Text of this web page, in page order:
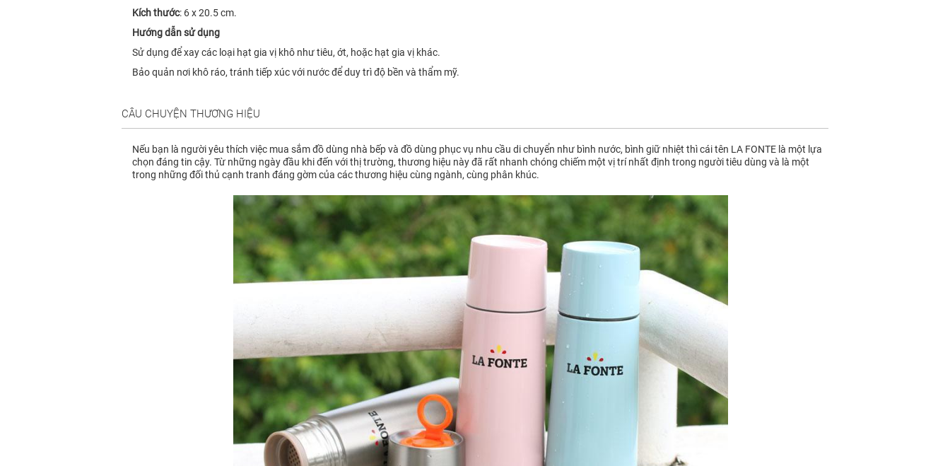
Kích thước: 6 x 20.5 cm.
Hướng dẫn sử dụng
Sử dụng để xay các loại hạt gia vị khô như tiêu, ớt, hoặc hạt gia vị khác.
Bảo quản nơi khô ráo, tránh tiếp xúc với nước để duy trì độ bền và thẩm mỹ.
CÂU CHUYỆN THƯƠNG HIỆU
Nếu bạn là người yêu thích việc mua sắm đồ dùng nhà bếp và đồ dùng phục vụ nhu cầu di chuyển như bình nước, bình giữ nhiệt thì cái tên LA FONTE là một lựa
chọn đáng tin cậy. Từ những ngày đầu khi đến với thị trường, thương hiệu này đã rất nhanh chóng chiếm một vị trí nhất định trong người tiêu dùng và là một
trong những đối thủ cạnh tranh đáng gờm của các thương hiệu cùng ngành, cùng phân khúc.